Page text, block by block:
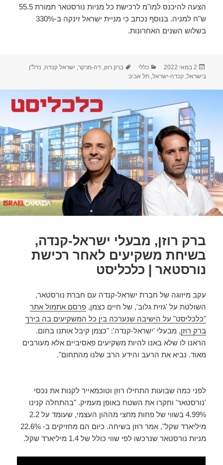
הצעה להיכנס למו"מ לרכישת כל מניות נורסטאר תמורת 55.5
ש"ח למניה. בנוסף נכתב כי מניית ישראל זינקה ב-330%
בשלוש השנים האחרונות.
פורסם
בתאריך
2 במאי 2022 קטגוריות
כללי תגיות
ברק רוזן,דה-מרקר, ישראל קנדה, נדל"ן
בישראל,קנדה-ישראל,תל אביב
ברק רוזן, מבעלי ישראל-קנדה,
בשיחת משקיעים לאחר רכישת
נורסטאר | כלכליסט
עקב מיזוגה של חברת ישראל-קנדה עם חברת נורסטאר,
השולטת על 'גזית גלוב', של חיים כצמן,פרסם אתמול אתר
"כלכליסט" על הישיבה שנערכה בין כל המשקיעים בה בירך
ברק רוזן, מבעלי 'ישראל-קנדה': "כצמן קיבל אותנו בחום.
הראנו לו שלא באנו להיות משקיעים פאסיביים אלא מעורבים
מאוד. נביא את הרעב והידע הרב שלנו מהתחום".
לפני כמה שבועות התחילו רוזן וטוכמאייר לקנות את נכסי
'נורסטאר' וחקרו את השטח באופן מעמיק. "בהתחלה קנינו
4.99% בשווי של פחות מחצי מההון העצמי, שעומד על 2.2
מיליארד שקל", אמר רוזן בשיחה. כיום הם מחזיקים ב- 22.6%
מניות נורסטאר שנרכשו לפי שווי כולל של 1.4 מיליארד שקל.